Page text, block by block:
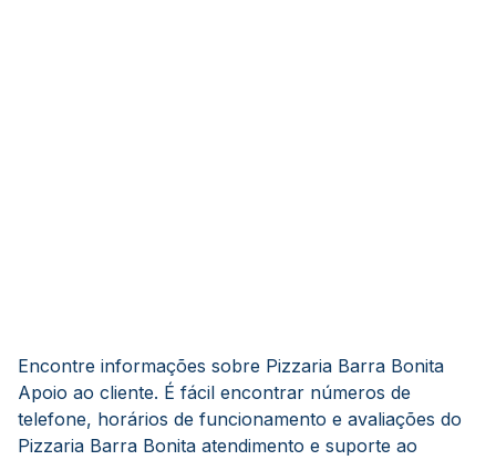
Encontre informações sobre Pizzaria Barra Bonita
Apoio ao cliente. É fácil encontrar números de
telefone, horários de funcionamento e avaliações do
Pizzaria Barra Bonita atendimento e suporte ao